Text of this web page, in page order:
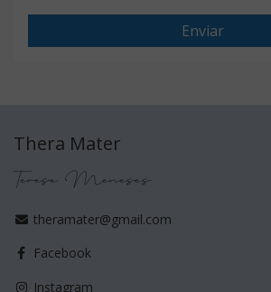
Enviar
Thera Mater
Teresa Meneses
theramater@gmail.com
Facebook
Instagram